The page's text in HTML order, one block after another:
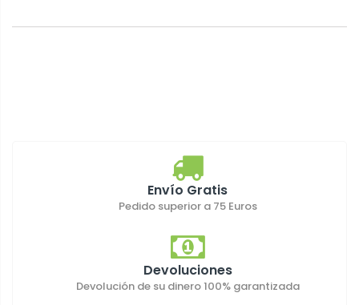
Envío Gratis
Pedido superior a 75 Euros
Devoluciones
Devolución de su dinero 100% garantizada